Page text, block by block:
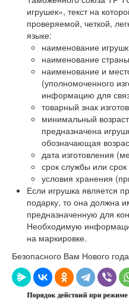
игрушек», текст на
проверяемой, четкой,
языке:
наименование
наименование
наименование и
(уполномоченного
информацию для
товарный знак
минимальный
предназначена
обозначающая
дата изготовления
срок службы или
условия хранения
Если игрушка является
подарку, то она должна
предназначенную для
Необходимую
на маркировке.
Безопасного Вам Нового